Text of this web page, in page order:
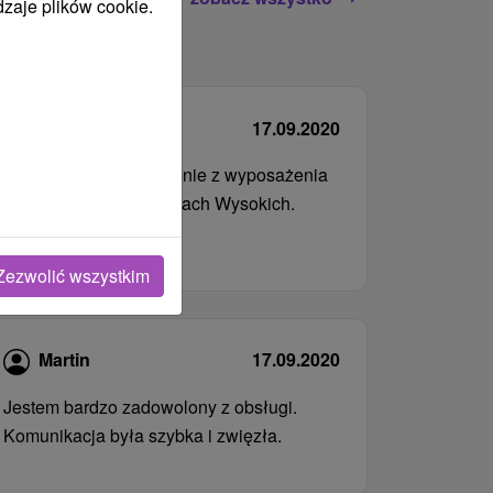
17.09.2020
Maksymalne zadowolenie z wyposażenia
zakwaterowania w Tatrach Wysokich.
Dziękuję
Martin
17.09.2020
Jestem bardzo zadowolony z obsługi.
Komunikacja była szybka i zwięzła.
plików cookie.
wszystkim